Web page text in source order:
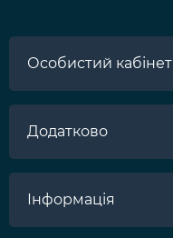
Особистий кабінет
Додатково
Інформація